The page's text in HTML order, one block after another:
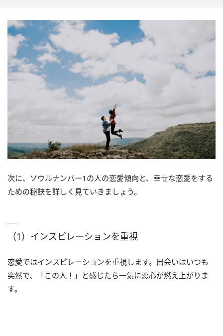
次に、ソウルナンバー1の人の恋愛傾向と、幸せな恋愛をする
ための秘訣を詳しく見ていきましょう。
（1）インスピレーションを重視
恋愛ではインスピレーションを重視します。出会いはいつも
突然で、「この人！」と感じたら一気に恋心が燃え上がりま
す。